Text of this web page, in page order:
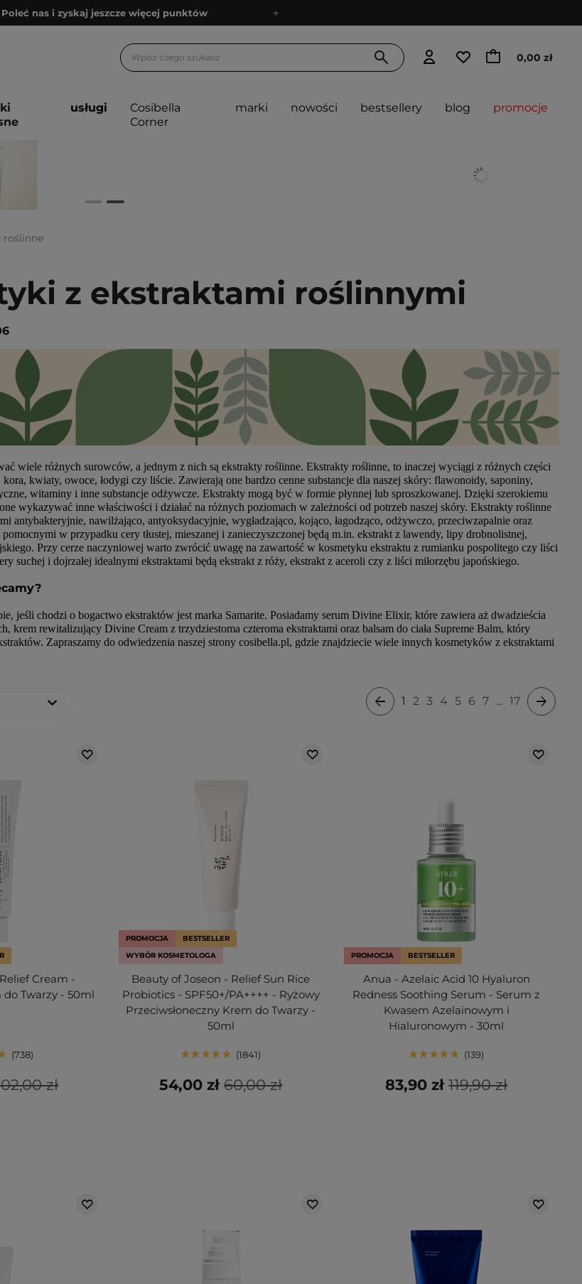
Poleć nas i zyskaj jeszcze więcej punktów
Bezpłatne konsultacje kosmetologiczne
Poleć nas i zyskaj jeszcze więcej punktów
0,00 zł
usługi
Cosibella
Corner
marki nowości bestsellery blog promocje
roślinne
z ekstraktami roślinnymi
wiele różnych surowców, a jednym z nich są ekstrakty roślinne. Ekstrakty roślinne, to inaczej wyciągi z różnych części
kwiaty, owoce, łodygi czy liście. Zawierają one bardzo cenne substancje dla naszej skóry: flawonoidy, saponiny,
witaminy i inne substancje odżywcze. Ekstrakty mogą być w formie płynnej lub sproszkowanej. Dzięki szerokiemu
wykazywać inne właściwości i działać na różnych poziomach w zależności od potrzeb naszej skóry. Ekstrakty roślinne
antybakteryjnie, nawilżająco, antyoksydacyjnie, wygładzająco, kojąco, łagodząco, odżywczo, przeciwzapalnie oraz
w przypadku cery tłustej, mieszanej i zanieczyszczonej będą m.in. ekstrakt z lawendy, lipy drobnolistnej,
Przy cerze naczyniowej warto zwrócić uwagę na zawartość w kosmetyku ekstraktu z rumianku pospolitego czy liści
suchej i dojrzałej idealnymi ekstraktami będą ekstrakt z róży, ekstrakt z aceroli czy z liści miłorzębu japońskiego.
jeśli chodzi o bogactwo ekstraktów jest marka Samarite. Posiadamy serum Divine Elixir, które zawiera aż dwadzieścia
krem rewitalizujący Divine Cream z trzydziestoma czteroma ekstraktami oraz balsam do ciała Supreme Balm, który
Zapraszamy do odwiedzenia naszej strony cosibella.pl, gdzie znajdziecie wiele innych kosmetyków z ekstraktami
1 2 3 4 5 6 7 ... 17
Cream -
Twarzy - 50ml
738
zł
PROMOCJA
BESTSELLER
WYBÓR KOSMETOLOGA
Beauty of Joseon - Relief Sun Rice
Probiotics - SPF50+/PA++++ - Ryżowy
Przeciwsłoneczny Krem do Twarzy -
50ml
1841
60,00 zł
54,00 zł
PROMOCJA BESTSELLER
Anua - Azelaic Acid 10 Hyaluron
Redness Soothing Serum - Serum z
Kwasem Azelainowym i
Hialuronowym - 30ml
139
119,90 zł
83,90 zł